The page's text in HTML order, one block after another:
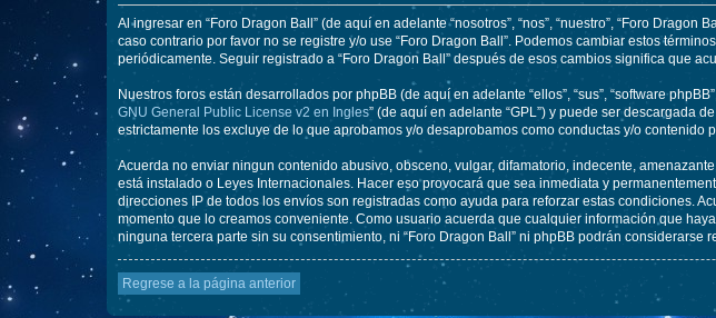
Al ingresar en “Foro Dragon Ball” (de aquí en adelante “nosotros”, “nos”, “nuestro”, “Foro
caso contrario por favor no se registre y/o use “Foro Dragon Ball”. Podemos cambiar estos
periódicamente. Seguir registrado a “Foro Dragon Ball” después de esos cambios significa que
Nuestros foros están desarrollados por phpBB (de aquí en adelante “ellos”, “sus”, “software
GNU General Public License v2 en Ingles” (de aquí en adelante “GPL”) y puede ser descargada de
estrictamente los excluye de lo que aprobamos y/o desaprobamos como conductas y/o contenido
Acuerda no enviar ningun contenido abusivo, obsceno, vulgar, difamatorio, indecente,
está instalado o Leyes Internacionales. Hacer eso provocará que sea inmediata y
direcciones IP de todos los envíos son registradas como ayuda para reforzar estas condiciones.
momento que lo creamos conveniente. Como usuario acuerda que cualquier información que
ninguna tercera parte sin su consentimiento, ni “Foro Dragon Ball” ni phpBB podrán
Regrese a la página anterior